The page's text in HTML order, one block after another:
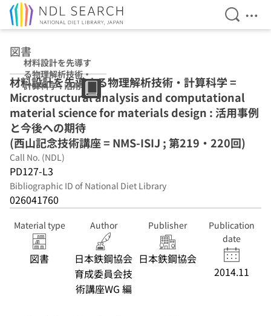
Open
図書
材料設計を先導す
る物理解析技術・
計算科学 : 活用事
例と今後への期待
(西山記念技術講
座 = NMS-ISIJ ;
第219・220回)
材料設計を先導する物理解析技術・計算科学 =
Microstructural analysis and computational
material science for materials design : 活用事例
と今後への期待
(西山記念技術講座 = NMS-ISIJ ; 第219・220回)
Call No. (NDL)
PD127-L3
Bibliographic ID of National Diet Library
026041760
Material type
図書
Author
日本鉄鋼協会
育成委員会技
術講座WG 編
Publisher
日本鉄鋼協会
Publication
date
2014.11